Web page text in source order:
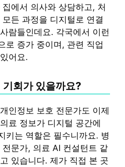
에서 의사와 상담하고, 처
든 과정을 디지털로 연결
람들인데요. 각국에서 이런
로 증가 중이며, 관련 직업
어요.
회가 있을까요?
인정보 보호 전문가도 이제
료 정보가 디지털 공간에
키는 역할은 필수니까요. 병
문가, 의료 AI 컨설턴트 같
있습니다. 제가 직접 본 곳